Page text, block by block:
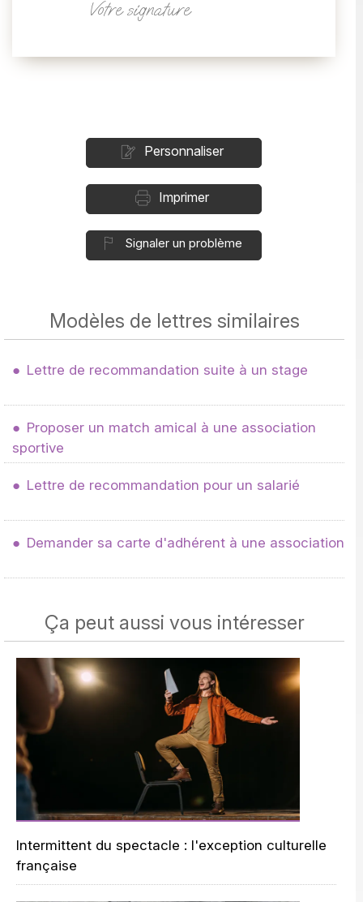
Votre signature
Personnaliser
Imprimer
Signaler un problème
Modèles de lettres similaires
Lettre de recommandation suite à un stage
Proposer un match amical à une association
sportive
Lettre de recommandation pour un salarié
Demander sa carte d'adhérent à une association
Ça peut aussi vous intéresser
Intermittent du spectacle : l'exception culturelle
française